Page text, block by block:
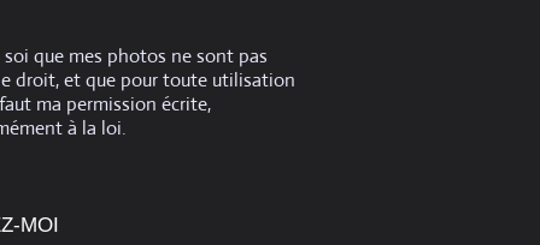
soi que mes photos ne sont pas
droit, et que pour toute utilisation
ma permission écrite,
à la loi.
MOI